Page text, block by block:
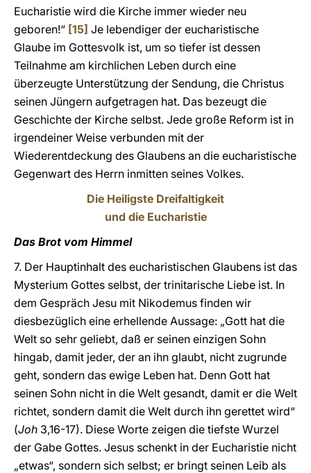
Eucharistie wird die Kirche immer wieder neu
geboren!“ [15] Je lebendiger der eucharistische
Glaube im Gottesvolk ist, um so tiefer ist dessen
Teilnahme am kirchlichen Leben durch eine
überzeugte Unterstützung der Sendung, die Christus
seinen Jüngern aufgetragen hat. Das bezeugt die
Geschichte der Kirche selbst. Jede große Reform ist in
irgendeiner Weise verbunden mit der
Wiederentdeckung des Glaubens an die eucharistische
Gegenwart des Herrn inmitten seines Volkes.
Die Heiligste Dreifaltigkeit
und die Eucharistie
Das Brot vom Himmel
7. Der Hauptinhalt des eucharistischen Glaubens ist das
Mysterium Gottes selbst, der trinitarische Liebe ist. In
dem Gespräch Jesu mit Nikodemus finden wir
diesbezüglich eine erhellende Aussage: „Gott hat die
Welt so sehr geliebt, daß er seinen einzigen Sohn
hingab, damit jeder, der an ihn glaubt, nicht zugrunde
geht, sondern das ewige Leben hat. Denn Gott hat
seinen Sohn nicht in die Welt gesandt, damit er die Welt
richtet, sondern damit die Welt durch ihn gerettet wird“
(Joh 3,16-17). Diese Worte zeigen die tiefste Wurzel
der Gabe Gottes. Jesus schenkt in der Eucharistie nicht
„etwas“, sondern sich selbst; er bringt seinen Leib als